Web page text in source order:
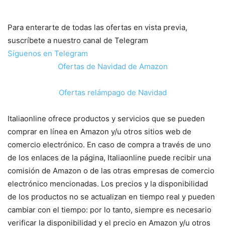
Para enterarte de todas las ofertas en vista previa,
suscríbete a nuestro canal de Telegram
Síguenos en Telegram
Ofertas de Navidad de Amazon
Ofertas relámpago de Navidad
Italiaonline ofrece productos y servicios que se pueden
comprar en línea en Amazon y/u otros sitios web de
comercio electrónico. En caso de compra a través de uno
de los enlaces de la página, Italiaonline puede recibir una
comisión de Amazon o de las otras empresas de comercio
electrónico mencionadas. Los precios y la disponibilidad
de los productos no se actualizan en tiempo real y pueden
cambiar con el tiempo: por lo tanto, siempre es necesario
verificar la disponibilidad y el precio en Amazon y/u otros